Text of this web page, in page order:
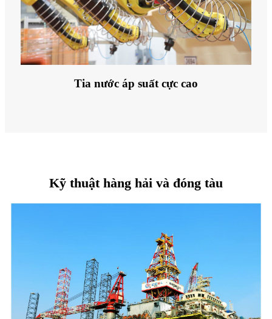
Tia nước áp suất cực cao
Kỹ thuật hàng hải và đóng tàu